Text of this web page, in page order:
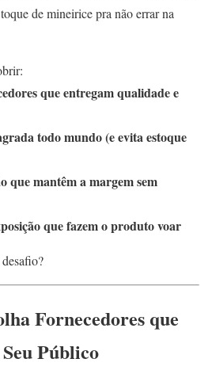
de mineirice pra não errar na
que entregam qualidade e
todo mundo (e evita estoque
que mantêm a margem sem
que fazem o produto voar
Fornecedores que
Público